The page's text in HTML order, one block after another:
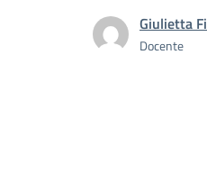
Giulietta
Docente